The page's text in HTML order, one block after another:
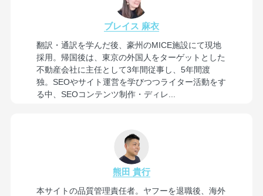
ブレイス 麻衣
翻訳・通訳を学んだ後、豪州のMICE施設にて現地
採用。帰国後は、東京の外国人をターゲットとした
不動産会社に主任として3年間従事し、5年間渡
独。SEOやサイト運営を学びつつライター活動をす
る中、SEOコンテンツ制作・ディレ...
熊田 貴行
本サイトの品質管理責任者。ヤフーを退職後、海外